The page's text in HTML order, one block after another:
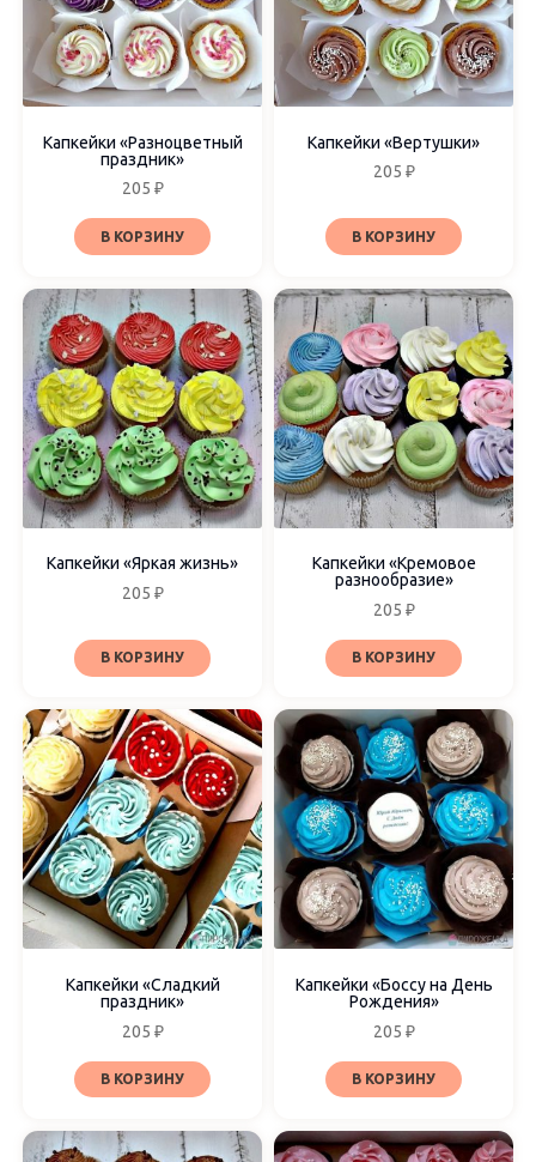
Мастика
Фотопечать
Наборы
Набор из 9 шт
Капкейки «Разноцветный
праздник»
205 ₽
В КОРЗИНУ
Капкейки «Вертушки»
205 ₽
В КОРЗИНУ
Капкейки «Яркая жизнь»
205 ₽
В КОРЗИНУ
Капкейки «Кремовое
разнообразие»
205 ₽
В КОРЗИНУ
Капкейки «Сладкий
праздник»
205 ₽
В КОРЗИНУ
Капкейки «Боссу на День
Рождения»
205 ₽
В КОРЗИНУ